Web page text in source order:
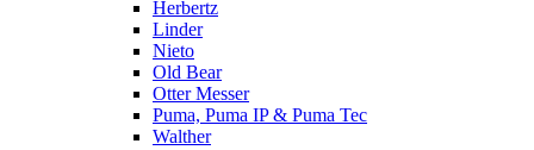
Herbertz
Linder
Nieto
Old Bear
Otter Messer
Puma, Puma IP & Puma Tec
Walther